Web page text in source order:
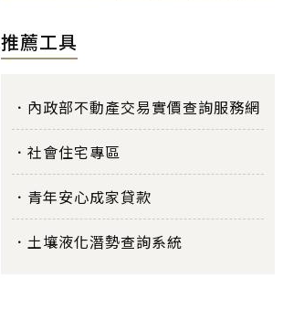
推薦工具
內政部不動產交易實價查詢服務網
社會住宅專區
青年安心成家貸款
土壤液化潛勢查詢系統